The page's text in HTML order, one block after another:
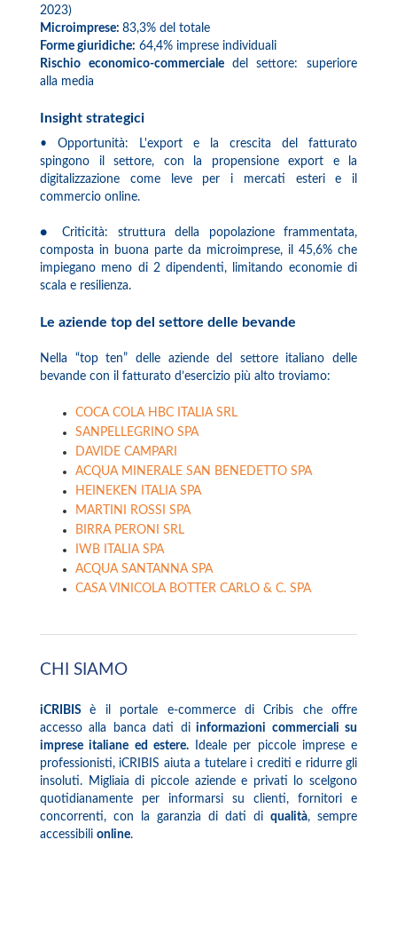
2023)
Microimprese: 83,3% del totale
Forme giuridiche: 64,4% imprese individuali
Rischio economico-commerciale del settore: superiore
alla media
Insight strategici
• Opportunità: L'export e la crescita del fatturato
spingono il settore, con la propensione export e la
digitalizzazione come leve per i mercati esteri e il
commercio online.
● Criticità: struttura della popolazione frammentata,
composta in buona parte da microimprese, il 45,6% che
impiegano meno di 2 dipendenti, limitando economie di
scala e resilienza.
Le aziende top del settore delle bevande
Nella “top ten” delle aziende del settore italiano delle
bevande con il fatturato d’esercizio più alto troviamo:
COCA COLA HBC ITALIA SRL
SANPELLEGRINO SPA
DAVIDE CAMPARI
ACQUA MINERALE SAN BENEDETTO SPA
HEINEKEN ITALIA SPA
MARTINI ROSSI SPA
BIRRA PERONI SRL
IWB ITALIA SPA
ACQUA SANTANNA SPA
CASA VINICOLA BOTTER CARLO & C. SPA
CHI SIAMO
iCRIBISè il portale e-commerce di Cribis che offre
accesso alla banca dati diinformazioni commerciali su
imprese italiane ed estere.Ideale per piccole imprese e
professionisti, iCRIBIS aiuta a tutelare i crediti e ridurre gli
insoluti. Migliaia di piccole aziende e privati lo scelgono
quotidianamente per informarsi su clienti, fornitori e
concorrenti, con la garanzia di dati di qualità, sempre
accessibili online.